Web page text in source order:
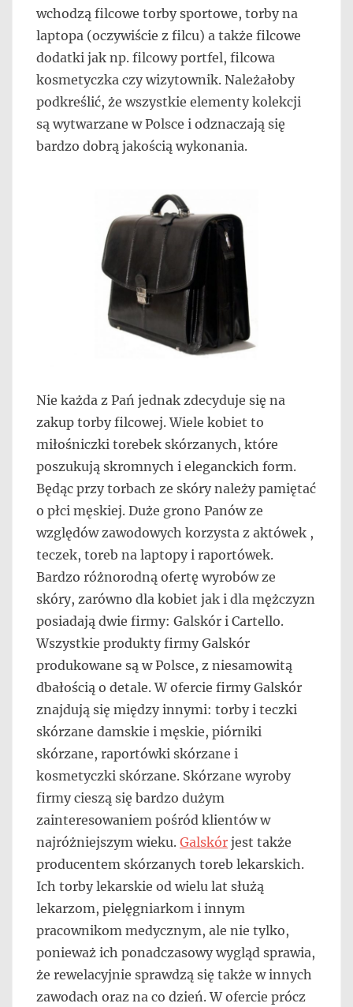
wchodzą filcowe torby sportowe, torby na
laptopa (oczywiście z filcu) a także filcowe
dodatki jak np. filcowy portfel, filcowa
kosmetyczka czy wizytownik. Należałoby
podkreślić, że wszystkie elementy kolekcji
są wytwarzane w Polsce i odznaczają się
bardzo dobrą jakością wykonania.
Nie każda z Pań jednak zdecyduje się na
zakup torby filcowej. Wiele kobiet to
miłośniczki torebek skórzanych, które
poszukują skromnych i eleganckich form.
Będąc przy torbach ze skóry należy pamiętać
o płci męskiej. Duże grono Panów ze
względów zawodowych korzysta z aktówek ,
teczek, toreb na laptopy i raportówek.
Bardzo różnorodną ofertę wyrobów ze
skóry, zarówno dla kobiet jak i dla mężczyzn
posiadają dwie firmy: Galskór i Cartello.
Wszystkie produkty firmy Galskór
produkowane są w Polsce, z niesamowitą
dbałością o detale. W ofercie firmy Galskór
znajdują się między innymi: torby i teczki
skórzane damskie i męskie, piórniki
skórzane, raportówki skórzane i
kosmetyczki skórzane. Skórzane wyroby
firmy cieszą się bardzo dużym
zainteresowaniem pośród klientów w
najróżniejszym wieku. Galskór jest także
producentem skórzanych toreb lekarskich.
Ich torby lekarskie od wielu lat służą
lekarzom, pielęgniarkom i innym
pracownikom medycznym, ale nie tylko,
ponieważ ich ponadczasowy wygląd sprawia,
że rewelacyjnie sprawdzą się także w innych
zawodach oraz na co dzień. W ofercie prócz